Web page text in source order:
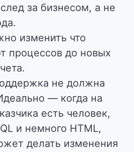
за бизнесом, а не
изменить что
процессов до новых
не должна
— когда на
есть человек,
и немного HTML,
делать изменения